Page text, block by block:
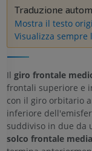
Traduzione
Mostra il testo
Visualizza
Il giro frontale
frontali superiore e
con il giro orbitario
inferiore
suddiviso in due da
solco frontale